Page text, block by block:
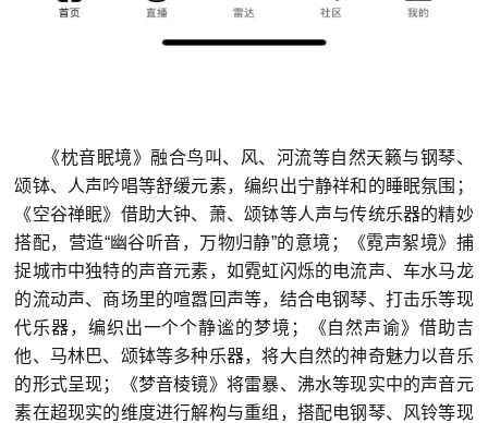
《枕音眠境》融合鸟叫、风、河流等自然天籁与钢琴、
颂钵、人声吟唱等舒缓元素，编织出宁静祥和的睡眠氛围；
《空谷禅眠》借助大钟、萧、颂钵等人声与传统乐器的精妙
搭配，营造“幽谷听音，万物归静”的意境；《霓声絮境》捕
捉城市中独特的声音元素，如霓虹闪烁的电流声、车水马龙
的流动声、商场里的喧嚣回声等，结合电钢琴、打击乐等现
代乐器，编织出一个个静谧的梦境；《自然声谕》借助吉
他、马林巴、颂钵等多种乐器，将大自然的神奇魅力以音乐
的形式呈现；《梦音棱镜》将雷暴、沸水等现实中的声音元
素在超现实的维度进行解构与重组，搭配电钢琴、风铃等现